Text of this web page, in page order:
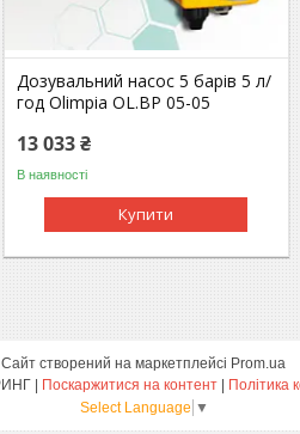
Дозувальний насос 5 барів 5 л/
год Olimpia OL.BP 05-05
13 033 ₴
В наявності
Купити
Сайт створений на маркетплейсі Prom.ua
Поскаржитися на контент
Політика
Select Language ▼